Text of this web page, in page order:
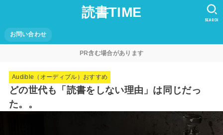
読書TIME
お問い合わせ
SEARCH
PR含む場合があります
Audible（オーディブル）おすすめ
どの世代も「読書をしない理由」は同じだっ
た。。